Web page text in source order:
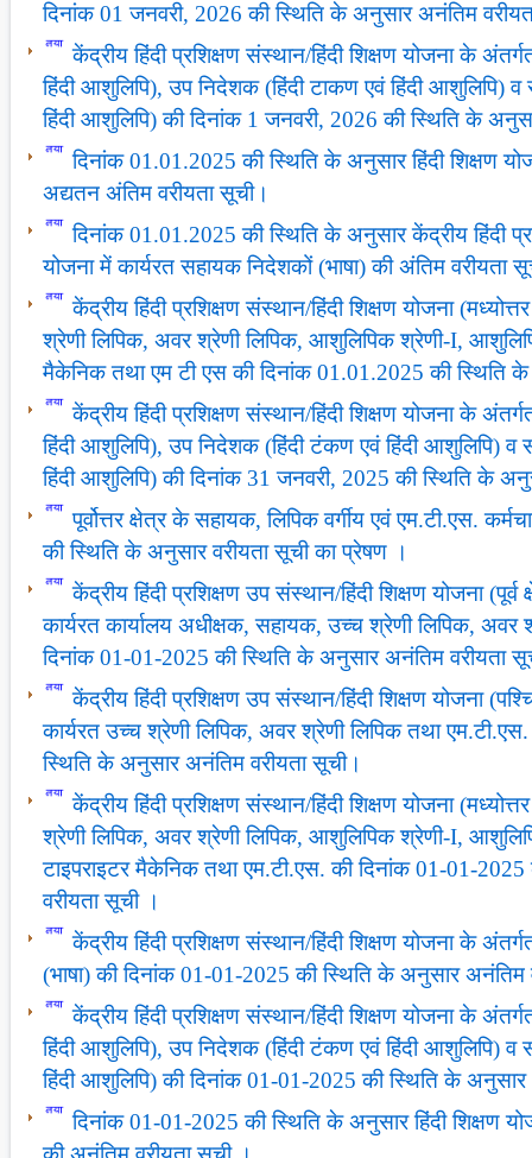
दिनांक 01 जनवरी, 2026 की स्थिति के अनुसार अनंतिम
केंद्रीय हिंदी प्रशिक्षण संस्‍थान/हिंदी शिक्षण योजना के
हिंदी आशुलिपि), उप निदेशक (हिंदी टाकण एवं हिंदी आशुलिपि)
हिंदी आशुलिपि) की दिनांक 1 जनवरी, 2026 की स्थिति के
दिनांक 01.01.2025 की स्थिति के अनुसार हिंदी शिक्षण
अद्यतन अंतिम वरीयता सूची।
दिनांक 01.01.2025 की स्थिति के अनुसार केंद्रीय हिंदी
योजना में कार्यरत सहायक निदेशकों (भाषा) की अंतिम वरीयता
केंद्रीय हिंदी प्रशिक्षण संस्‍थान/हिंदी शिक्षण योजना
श्रेणी लिपिक, अवर श्रेणी लिपिक, आशुलिपिक श्रेणी-I,
मैकेनिक तथा एम टी एस की दिनांक 01.01.2025 की स्थिति
केंद्रीय हिंदी प्रशिक्षण संस्‍थान/हिंदी शिक्षण योजना के
हिंदी आशुलिपि), उप निदेशक (हिंदी टंकण एवं हिंदी आशुलिपि)
हिंदी आशुलिपि) की दिनांक 31 जनवरी, 2025 की स्थिति के
पूर्वोत्तर क्षेत्र के सहायक, लिपिक वर्गीय एवं एम.टी.एस.
की स्थिति के अनुसार वरीयता सूची का प्रेषण ।
केंद्रीय हिंदी प्रशिक्षण उप संस्थान/हिंदी शिक्षण योजना
कार्यरत कार्यालय अधीक्षक, सहायक, उच्च श्रेणी लिपिक, अवर
दिनांक 01-01-2025 की स्थिति के अनुसार अनंतिम वरीयता
केंद्रीय हिंदी प्रशिक्षण उप संस्थान/हिंदी शिक्षण योजना
कार्यरत उच्च श्रेणी लिपिक, अवर श्रेणी लिपिक तथा
स्थिति के अनुसार अनंतिम वरीयता सूची।
केंद्रीय हिंदी प्रशिक्षण संस्थान/हिंदी शिक्षण योजना
श्रेणी लिपिक, अवर श्रेणी लिपिक, आशुलिपिक श्रेणी-I,
टाइपराइटर मैकेनिक तथा एम.टी.एस. की दिनांक 01-01-
वरीयता सूची ।
केंद्रीय हिंदी प्रशिक्षण संस्थान/हिंदी शिक्षण योजना के
(भाषा) की दिनांक 01-01-2025 की स्थिति के अनुसार अनंतिम
केंद्रीय हिंदी प्रशिक्षण संस्थान/हिंदी शिक्षण योजना के
हिंदी आशुलिपि), उप निदेशक (हिंदी टंकण एवं हिंदी आशुलिपि)
हिंदी आशुलिपि) की दिनांक 01-01-2025 की स्थिति के
दिनांक 01-01-2025 की स्थिति के अनुसार हिंदी शिक्षण